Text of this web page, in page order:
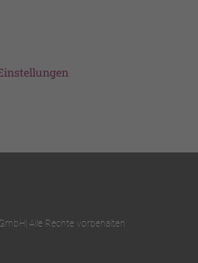
Alle Rechte vorbehalten